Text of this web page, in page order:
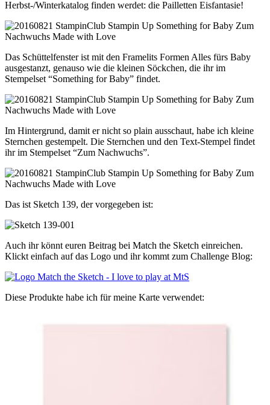
Herbst-/Winterkatalog finden werdet: die Pailletten Eisfantasie!
Das Schüttelfenster ist mit den Framelits Formen Alles fürs Baby
ausgestanzt, genauso wie die kleinen Söckchen, die ihr im
Stempelset “Something for Baby” findet.
Im Hintergrund, damit er nicht so plain ausschaut, habe ich kleine
Sternchen gestempelt. Die Sternchen und den Text-Stempel findet
ihr im Stempelset “Zum Nachwuchs”.
Das ist Sketch 139, der vorgegeben ist:
Auch ihr könnt euren Beitrag bei Match the Sketch einreichen.
Klickt einfach auf das Logo und ihr kommt zum Challenge Blog:
Diese Produkte habe ich für meine Karte verwendet: